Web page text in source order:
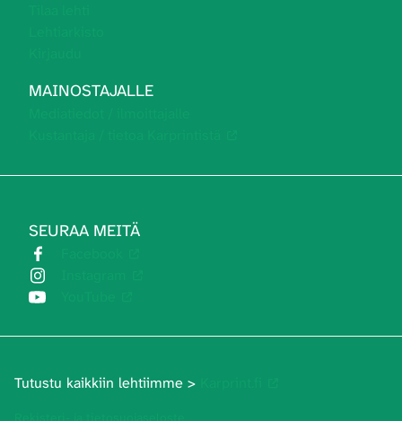
MAINOSTAJALLE
SEURAA MEITÄ
Tutustu kaikkiin lehtiimme >